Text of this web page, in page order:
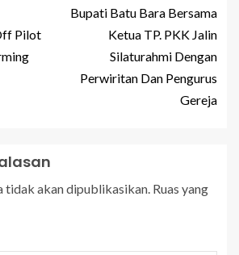
Pilot
Bupati Batu Bara Bersama
Ketua TP. PKK Jalin
Silaturahmi Dengan
Perwiritan Dan Pengurus
Gereja
tidak akan dipublikasikan. Ruas yang